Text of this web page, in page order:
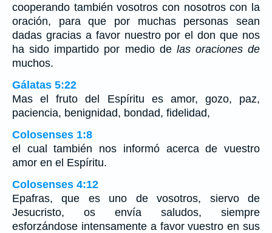
cooperando también vosotros con nosotros con la
oración, para que por muchas personas sean
dadas gracias a favor nuestro por el don que nos
ha sido impartido por medio de las oraciones de
muchos.
Gálatas 5:22
Mas el fruto del Espíritu es amor, gozo, paz,
paciencia, benignidad, bondad, fidelidad,
Colosenses 1:8
el cual también nos informó acerca de vuestro
amor en el Espíritu.
Colosenses 4:12
Epafras, que es uno de vosotros, siervo de
Jesucristo, os envía saludos, siempre
esforzándose intensamente a favor vuestro en sus